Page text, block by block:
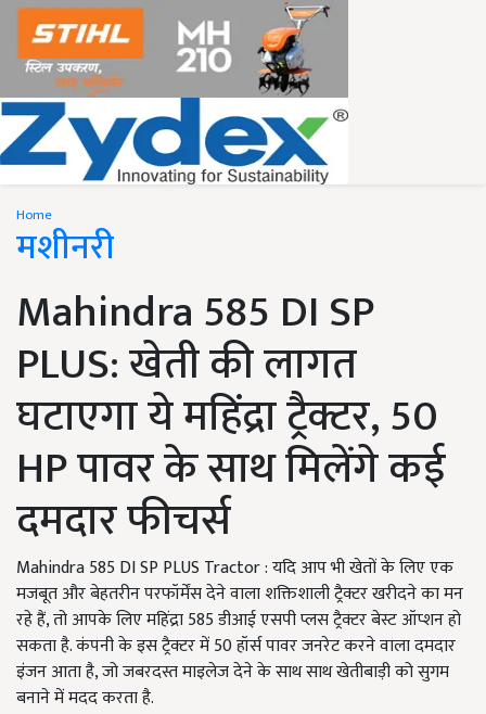
Home
मशीनरी
Mahindra 585 DI SP
PLUS: खेती की लागत
घटाएगा ये महिंद्रा ट्रैक्टर, 50
HP पावर के साथ मिलेंगे कई
दमदार फीचर्स
Mahindra 585 DI SP PLUS Tractor : यदि आप भी खेतों के लिए एक
मजबूत और बेहतरीन परफॉर्मेंस देने वाला शक्तिशाली ट्रैक्टर खरीदने का मन
रहे हैं, तो आपके लिए महिंद्रा 585 डीआई एसपी प्लस ट्रैक्टर बेस्ट ऑप्शन हो
सकता है. कंपनी के इस ट्रैक्टर में 50 हॉर्स पावर जनरेट करने वाला दमदार
इंजन आता है, जो जबरदस्त माइलेज देने के साथ साथ खेतीबाड़ी को सुगम
बनाने में मदद करता है.